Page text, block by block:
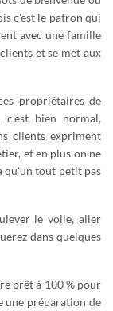
avec GRAVITAO.
conseillers
c'est le patron qui
avec une famille
et se met aux
propriétaires de
c'est bien normal,
clients expriment
et en plus on ne
qu'un tout petit pas
le voile, aller
dans quelques
prêt à 100 % pour
une préparation de